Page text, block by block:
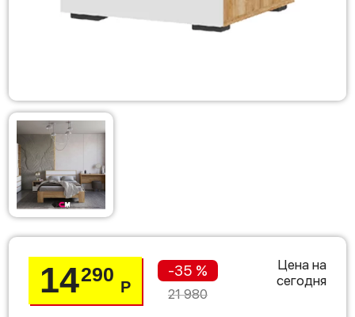
14290
Р
-35 %
21 980
Цена на
сегодня